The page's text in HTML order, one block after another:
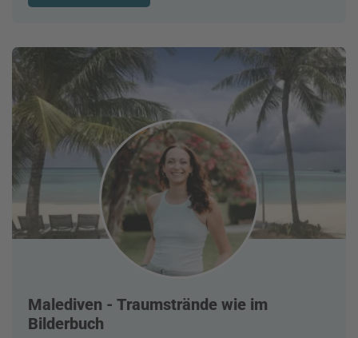
Malediven - Traumstrände wie im
Bilderbuch